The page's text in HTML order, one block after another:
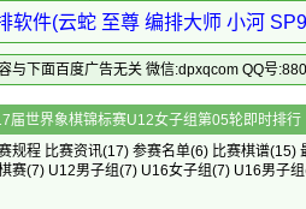
软件(云蛇 至尊 编排大师 小河
与下面百度广告无关 微信:dpxqcom QQ号
年第17届世界象棋锦标
规程 比赛资讯(17) 参赛名单(6) 比赛棋谱(15)
赛(7) U12男子组(7) U16女子组(7) U16男子组